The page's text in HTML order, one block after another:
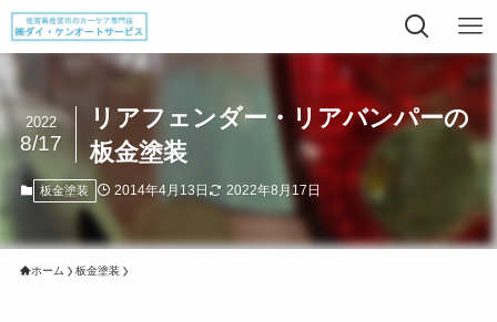
リアフェンダー・リアバンパーの
板金塗装
2022
8/17
板金塗装 2014年4月13日 2022年8月17日
ホーム 板金塗装